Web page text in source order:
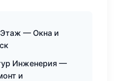
— Окна и
Инженерия —
и